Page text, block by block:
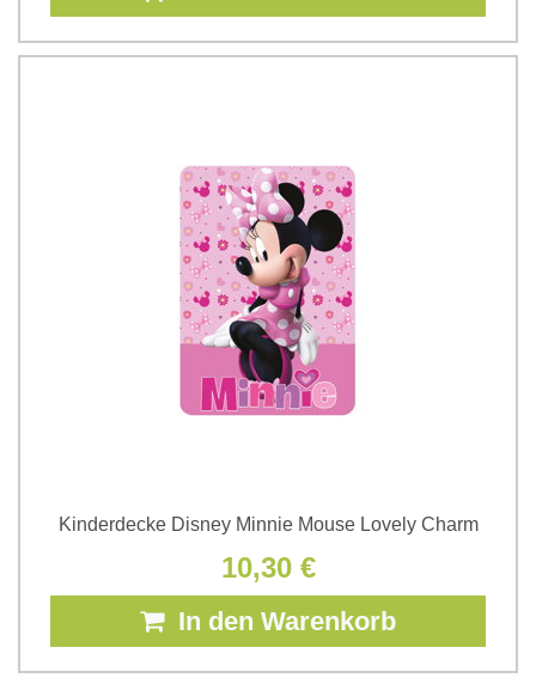
Kinderdecke Disney Minnie Mouse Lovely Charm
10,30 €
In den Warenkorb